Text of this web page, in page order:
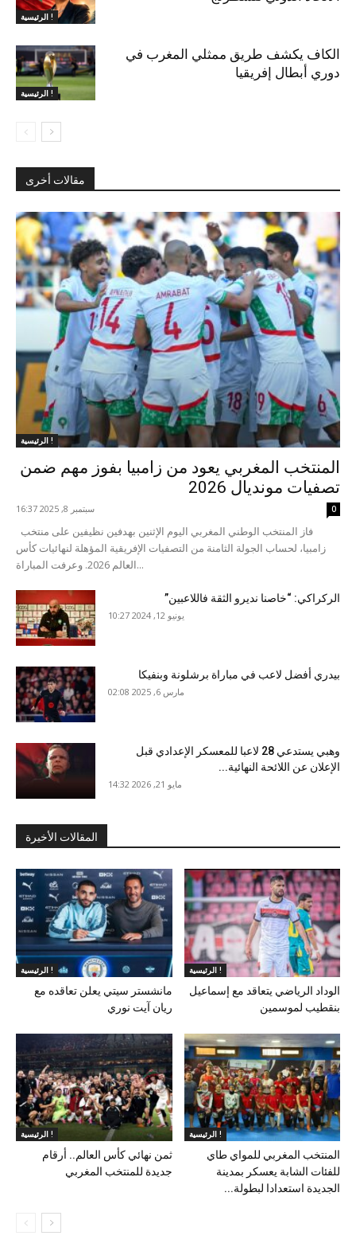
الرئيسية !
الرئيسية !
الكاف يكشف طريق ممثلي المغرب في
دوري أبطال إفريقيا
مقالات أخرى
الرئيسية !
المنتخب المغربي يعود من زامبيا بفوز مهم ضمن
تصفيات مونديال 2026
سبتمبر 8, 2025 16:37 0
زامبيا، لحساب الجولة الثامنة من التصفيات الإفريقية المؤهلة لنهائيات كأس
العالم 2026. وعرفت المباراة...
الركراكي: “خاصنا نديرو الثقة فاللاعبين”
يونيو 12, 2024 10:27
بيدري أفضل لاعب في مباراة برشلونة وبنفيكا
مارس 6, 2025 02:08
وهبي يستدعي 28 لاعبا للمعسكر الإعدادي قبل
الإعلان عن اللائحة النهائية...
مايو 21, 2026 14:32
المقالات الأخيرة
الرئيسية !
مانشستر سيتي يعلن تعاقده مع
ريان آيت نوري
الرئيسية !
الوداد الرياضي يتعاقد مع إسماعيل
بنقطيب لموسمين
الرئيسية !
ثمن نهائي كأس العالم.. أرقام
جديدة للمنتخب المغربي
الرئيسية !
المنتخب المغربي للمواي طاي
للفئات الشابة يعسكر بمدينة
الجديدة استعدادا لبطولة...